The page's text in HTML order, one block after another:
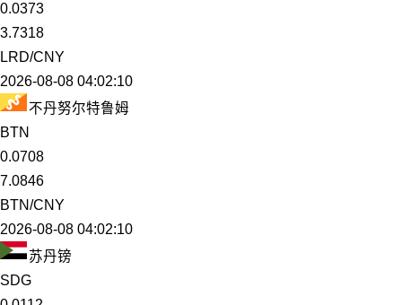
0.0373
3.7318
LRD/CNY
2026-08-08 04:02:10
不丹努尔特鲁姆
BTN
0.0708
7.0846
BTN/CNY
2026-08-08 04:02:10
苏丹镑
SDG